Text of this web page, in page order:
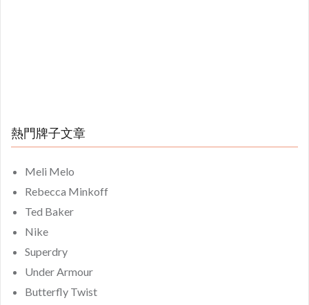
熱門牌子文章
Meli Melo
Rebecca Minkoff
Ted Baker
Nike
Superdry
Under Armour
Butterfly Twist